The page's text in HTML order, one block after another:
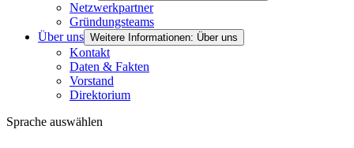
Netzwerkpartner
Gründungsteams
Über uns Weitere Informationen: Über uns
Kontakt
Daten & Fakten
Vorstand
Direktorium
Sprache auswählen